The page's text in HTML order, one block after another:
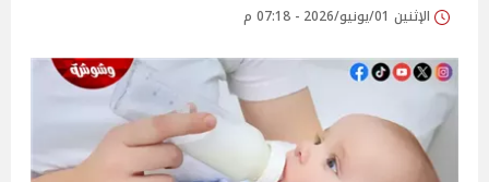
الإثنين 01/يونيو/2026 - 07:18 م